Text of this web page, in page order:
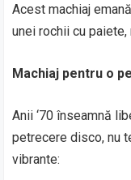
Acest machiaj
unei rochii cu
Machiaj pentru o
Anii ‘70 înseamnă
petrecere disco, nu
vibrante: